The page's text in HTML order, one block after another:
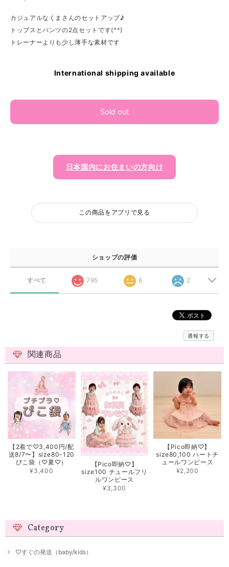
カジュアルなくまさんのセットアップ♪
トップスとパンツの2点セットです(^^)
トレーナーよりも少し薄手な素材です
International shipping available
Sold out
日本国内にお住まいの方向け
この商品をアプリで見る
ショップの評価
すべて 795 6 2
通報する
関連商品
【2着で♡3,400円/配
送8/7〜】size80-120
ぴこ袋（♡夏♡）
¥3,400
【Pico即納♡】
size100 チュールフリ
ルワンピース
¥3,300
【Pico即納♡】
size80,100 ハートチ
ュールワンピース
¥2,200
Category
♡すぐの発送（baby/kids）